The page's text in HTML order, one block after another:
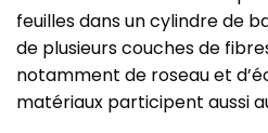
feuilles dans un cylindre de
de plusieurs couches de
notamment de roseau et
matériaux participent aussi